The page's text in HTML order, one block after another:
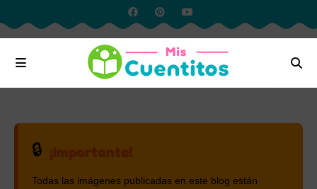
🔒
Todas las imágenes publicadas en este blog están